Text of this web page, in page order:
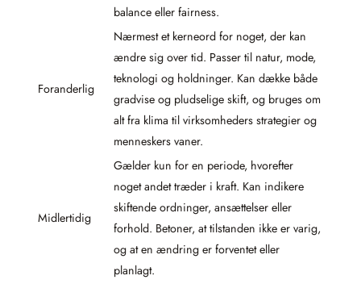
balance eller fairness.
Foranderlig
Nærmest et kerneord for noget, der kan
ændre sig over tid. Passer til natur, mode,
teknologi og holdninger. Kan dække både
gradvise og pludselige skift, og bruges om
alt fra klima til virksomheders strategier og
menneskers vaner.
Midlertidig
Gælder kun for en periode, hvorefter
noget andet træder i kraft. Kan indikere
skiftende ordninger, ansættelser eller
forhold. Betoner, at tilstanden ikke er varig,
og at en ændring er forventet eller
planlagt.